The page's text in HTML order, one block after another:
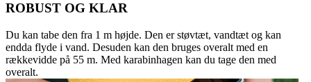
ROBUST OG KLAR
Du kan tabe den fra 1 m højde. Den er støvtæt, vandtæt og kan
endda flyde i vand. Desuden kan den bruges overalt med en
rækkevidde på 55 m. Med karabinhagen kan du tage den med
overalt.